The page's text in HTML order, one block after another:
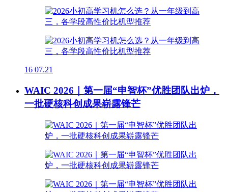
16 07.21
WAIC 2026｜第一届“申智杯”优胜团队出炉，
一批硬核科创成果崭露锋芒